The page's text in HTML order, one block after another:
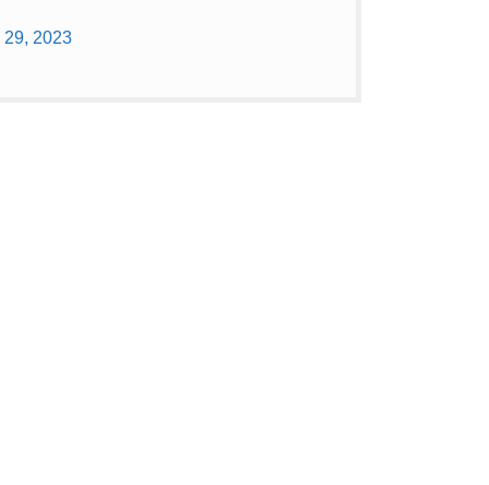
29, 2023